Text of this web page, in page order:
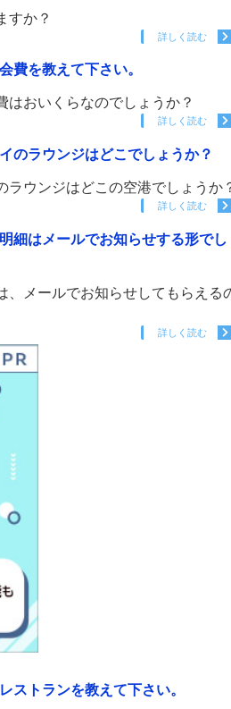
すか？
詳しく読む
費を教えて下さい。
おいくらなのでしょうか？
詳しく読む
のラウンジはどこでしょうか？
ウンジはどこの空港でしょうか
詳しく読む
細はメールでお知らせする形でし
、メールでお知らせしてもらえる
詳しく読む
ストランを教えて下さい。